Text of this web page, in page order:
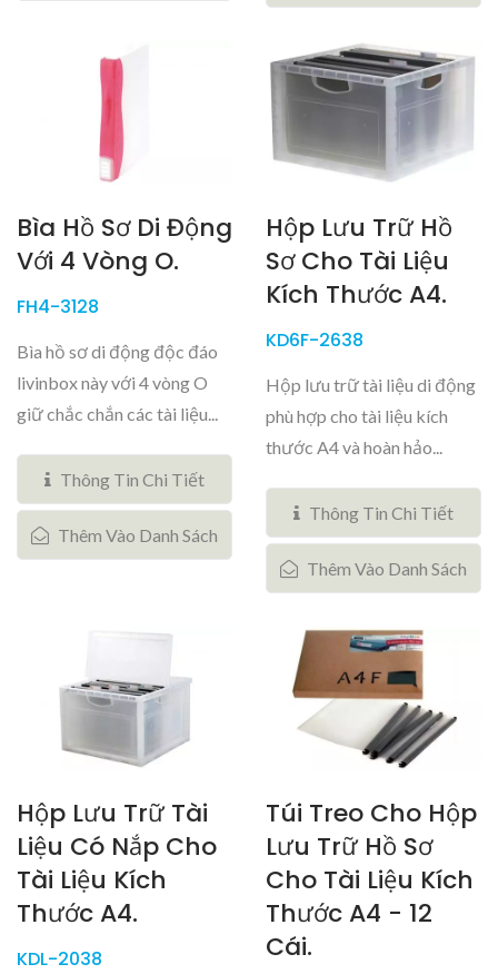
Bìa Hồ Sơ Di Động
Với 4 Vòng O.
FH4-3128
Bìa hồ sơ di động độc đáo
livinbox này với 4 vòng O
giữ chắc chắn các tài liệu...
Thông Tin Chi Tiết
Thêm Vào Danh Sách
Hộp Lưu Trữ Hồ
Sơ Cho Tài Liệu
Kích Thước A4.
KD6F-2638
Hộp lưu trữ tài liệu di động
phù hợp cho tài liệu kích
thước A4 và hoàn hảo...
Thông Tin Chi Tiết
Thêm Vào Danh Sách
Hộp Lưu Trữ Tài
Liệu Có Nắp Cho
Tài Liệu Kích
Thước A4.
KDL-2038
Túi Treo Cho Hộp
Lưu Trữ Hồ Sơ
Cho Tài Liệu Kích
Thước A4 - 12
Cái.